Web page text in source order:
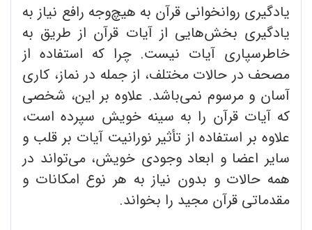
یادگیری روانخوانی قرآن به هیچ‌وجه رافع نیاز به
یادگیری بخش‌هایی از آیات قرآن از طریق به
خاطرسپاری آیات نیست. چرا که استفاده از
مصحف در حالات مختلف، از جمله در نماز، کاری
آسان و مرسوم نمی‌باشد. علاوه بر این، شخصی
که آیات قرآن را به سینه خویش سپرده است،
علاوه بر استفاده از تأثیر نورانیت آیات بر قلب و
سایر اعضا و ابعاد وجودی خویش، می‌تواند در
همه حالات و بدون نیاز به هر نوع امکانات و
مقدماتی قرآن مجید را بخواند.